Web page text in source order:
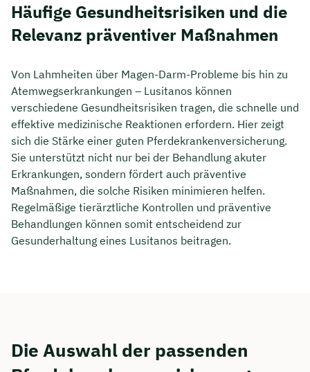
Häufige Gesundheitsrisiken und die
Relevanz präventiver Maßnahmen
Von Lahmheiten über Magen-Darm-Probleme bis hin zu
Atemwegserkrankungen – Lusitanos können
verschiedene Gesundheitsrisiken tragen, die schnelle und
effektive medizinische Reaktionen erfordern. Hier zeigt
sich die Stärke einer guten Pferdekrankenversicherung.
Sie unterstützt nicht nur bei der Behandlung akuter
Erkrankungen, sondern fördert auch präventive
Maßnahmen, die solche Risiken minimieren helfen.
Regelmäßige tierärztliche Kontrollen und präventive
Behandlungen können somit entscheidend zur
Gesunderhaltung eines Lusitanos beitragen.
Die Auswahl der passenden